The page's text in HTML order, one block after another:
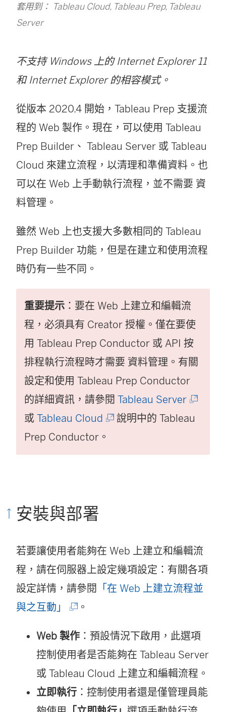
套用到： Tableau Cloud, Tableau Prep, Tableau
Server
不支持 Windows 上的 Internet Explorer 11
和 Internet Explorer 的相容模式。
從版本 2020.4 開始，Tableau Prep 支援流
程的 Web 製作。現在，可以使用 Tableau
Prep Builder 、 Tableau Server 或 Tableau
Cloud 來建立流程，以清理和準備資料。也
可以在 Web 上手動執行流程，並不需要 資
料管理 。
雖然 Web 上也支援大多數相同的 Tableau
Prep Builder 功能，但是在建立和使用流程
時仍有一些不同。
重要提示 ：要在 Web 上建立和編輯流
程，必須具有 Creator 授權。僅在要使
用 Tableau Prep Conductor 或 API 按
排程執行流程時才需要 資料管理 。有關
設定和使用 Tableau Prep Conductor
的詳細資訊，請參閱 Tableau Server(
連
在
啟
)
或 Tableau Cloud (
連
結
開
啟
)
說明中的 Tableau
Prep Conductor。
安裝與部署
若要讓使用者能夠在 Web 上建立和編輯流
程，請在伺服器上設定幾項設定：有關各項
設定詳情，請參閱
「在 Web 上建立流程並
與之互動」
(
結
在
視
。
Web 製作 ：預設情況下啟用，此選項
控制使用者是否能夠在 Tableau Server
或 Tableau Cloud 上建立和編輯流程。
立即執行 ：控制使用者還是僅管理員能